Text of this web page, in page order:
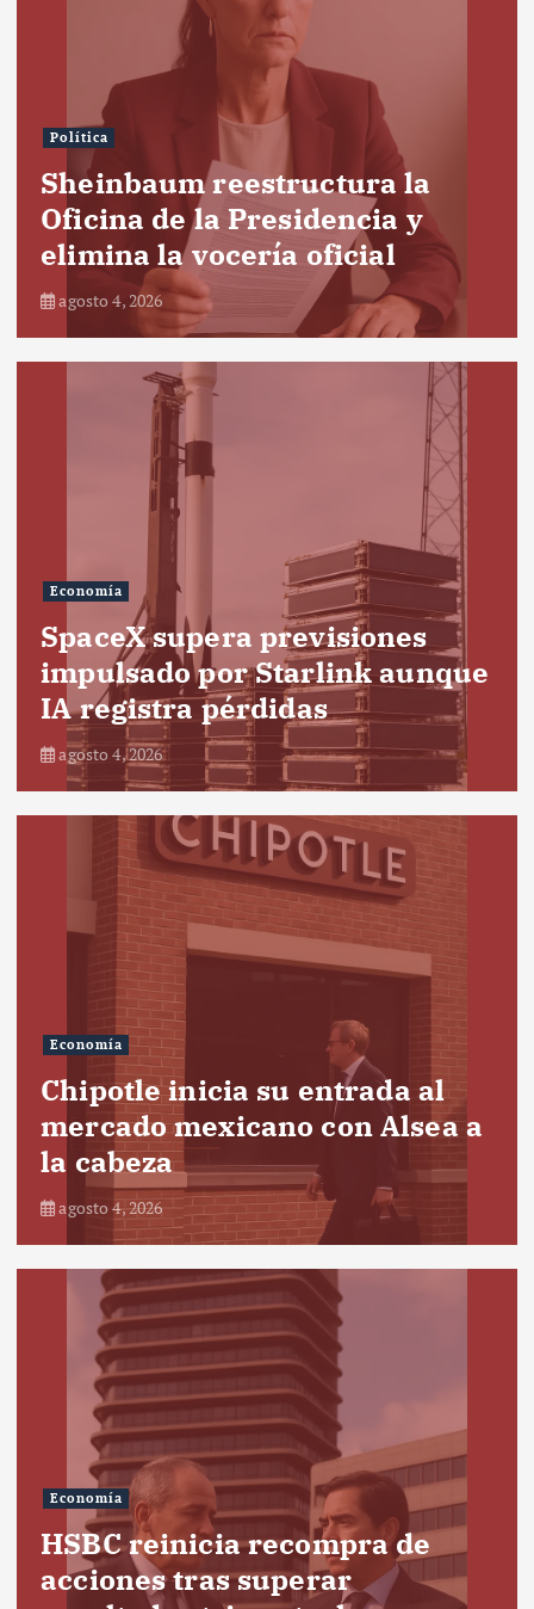
Política
Sheinbaum reestructura la
Oficina de la Presidencia y
elimina la vocería oficial
agosto 4, 2026
Economía
SpaceX supera previsiones
impulsado por Starlink aunque
IA registra pérdidas
agosto 4, 2026
Economía
Chipotle inicia su entrada al
mercado mexicano con Alsea a
la cabeza
agosto 4, 2026
Economía
HSBC reinicia recompra de
acciones tras superar